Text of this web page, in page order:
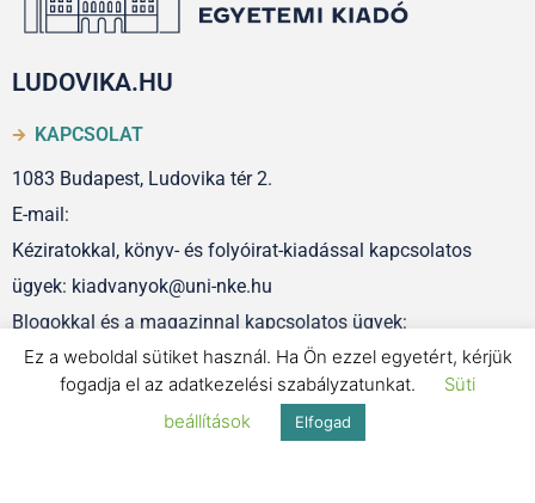
LUDOVIKA.HU
KAPCSOLAT
1083 Budapest, Ludovika tér 2.
E-mail:
Kéziratokkal, könyv- és folyóirat-kiadással kapcsolatos
ügyek: kiadvanyok@uni-nke.hu
Blogokkal és a magazinnal kapcsolatos ügyek:
szerkesztoseg@uni-nke.hu
IMPRESSZUM
Ez a weboldal sütiket használ. Ha Ön ezzel egyetért, kérjük
fogadja el az adatkezelési szabályzatunkat.
Süti
beállítások
Elfogad